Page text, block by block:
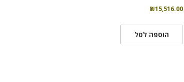
₪15,516.00
הוספה לסל